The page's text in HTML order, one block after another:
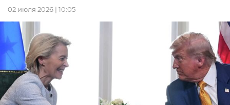
02 июля 2026 | 10:05